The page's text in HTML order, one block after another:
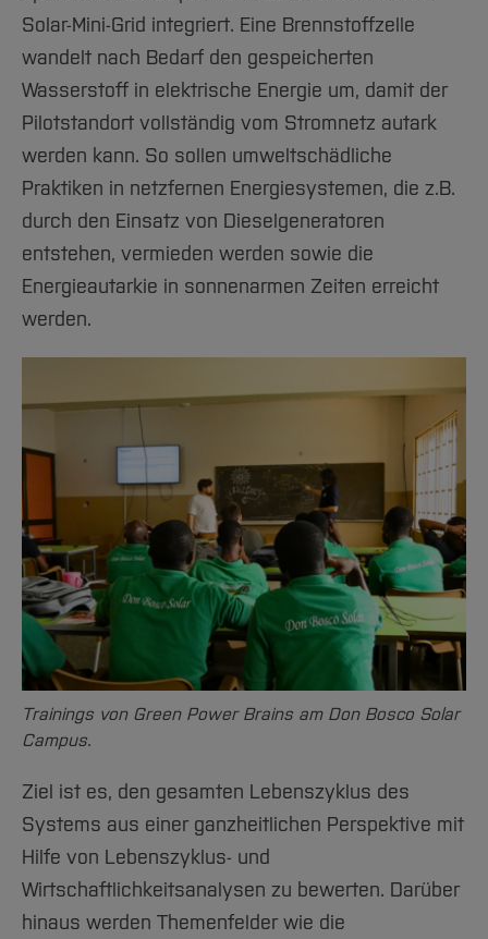
Solar-Mini-Grid integriert. Eine Brennstoffzelle
wandelt nach Bedarf den gespeicherten
Wasserstoff in elektrische Energie um, damit der
Pilotstandort vollständig vom Stromnetz autark
werden kann. So sollen umweltschädliche
Praktiken in netzfernen Energiesystemen, die z.B.
durch den Einsatz von Dieselgeneratoren
entstehen, vermieden werden sowie die
Energieautarkie in sonnenarmen Zeiten erreicht
werden.
Trainings von Green Power Brains am Don Bosco Solar
Campus.
Ziel ist es, den gesamten Lebenszyklus des
Systems aus einer ganzheitlichen Perspektive mit
Hilfe von Lebenszyklus- und
Wirtschaftlichkeitsanalysen zu bewerten. Darüber
hinaus werden Themenfelder wie die